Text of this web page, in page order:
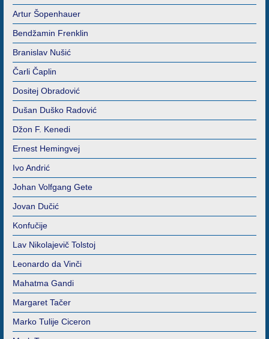
Artur Šopenhauer
Bendžamin Frenklin
Branislav Nušić
Čarli Čaplin
Dositej Obradović
Dušan Duško Radović
Džon F. Kenedi
Ernest Hemingvej
Ivo Andrić
Johan Volfgang Gete
Jovan Dučić
Konfučije
Lav Nikolajevič Tolstoj
Leonardo da Vinči
Mahatma Gandi
Margaret Tačer
Marko Tulije Ciceron